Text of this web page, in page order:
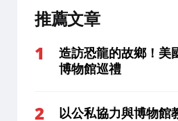
推薦文章
造訪恐龍的故鄉！美
博物館巡禮
以公私協力與博物館